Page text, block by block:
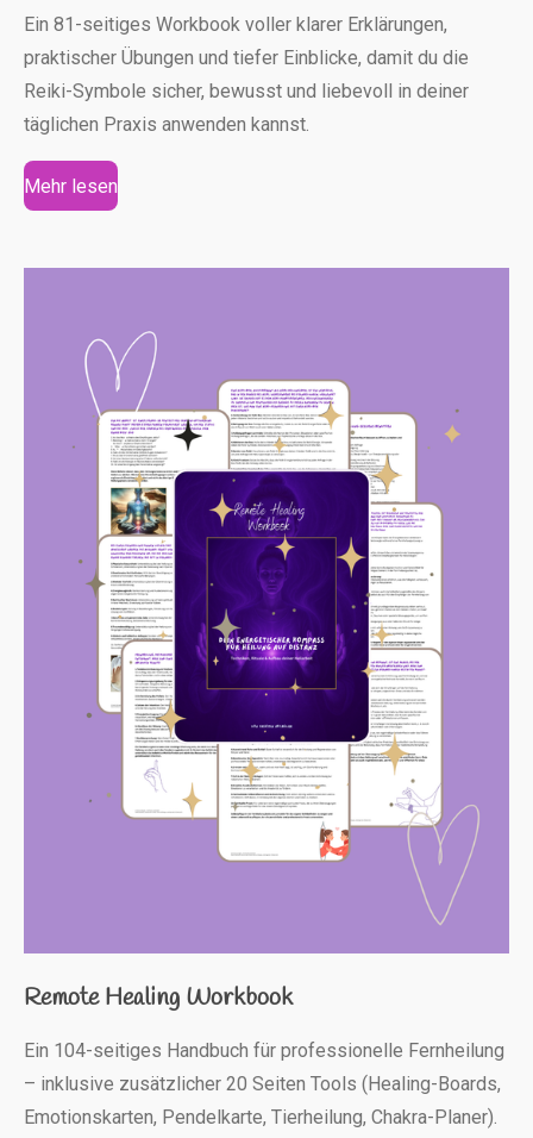
Ein 81-seitiges Workbook voller klarer Erklärungen,
praktischer Übungen und tiefer Einblicke, damit du die
Reiki-Symbole sicher, bewusst und liebevoll in deiner
täglichen Praxis anwenden kannst.
Mehr lesen
Remote Healing Workbook
Ein 104-seitiges Handbuch für professionelle Fernheilung
– inklusive zusätzlicher 20 Seiten Tools (Healing-Boards,
Emotionskarten, Pendelkarte, Tierheilung, Chakra-Planer).